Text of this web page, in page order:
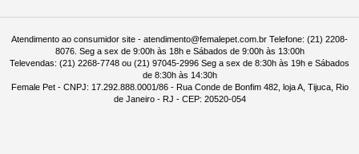
Atendimento ao consumidor site - atendimento@femalepet.com.br Telefone: (21) 2208-
8076. Seg a sex de 9:00h às 18h e Sábados de 9:00h às 13:00h
Televendas: (21) 2268-7748 ou (21) 97045-2996 Seg a sex de 8:30h às 19h e Sábados
de 8:30h às 14:30h
Female Pet - CNPJ: 17.292.888.0001/86 - Rua Conde de Bonfim 482, loja A, Tijuca, Rio
de Janeiro - RJ - CEP: 20520-054